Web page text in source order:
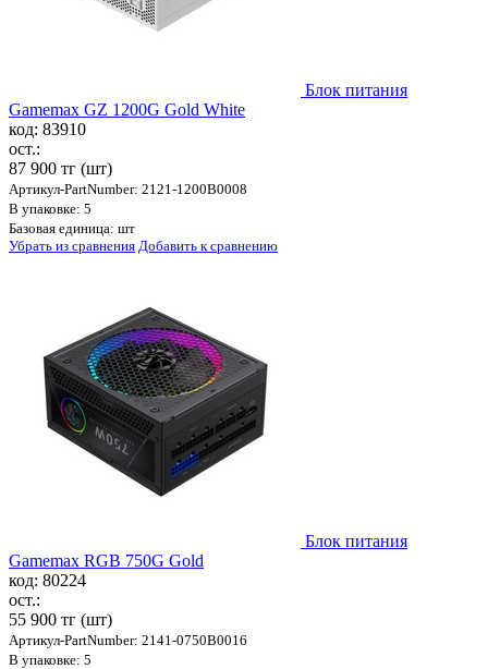
Блок питания
Gamemax GZ 1200G Gold White
код: 83910
ост.:
87 900 тг (шт)
Артикул-PartNumber: 2121-1200B0008
В упаковке: 5
Базовая единица: шт
Убрать из сравнения Добавить к сравнению
Блок питания
Gamemax RGB 750G Gold
код: 80224
ост.:
55 900 тг (шт)
Артикул-PartNumber: 2141-0750B0016
В упаковке: 5